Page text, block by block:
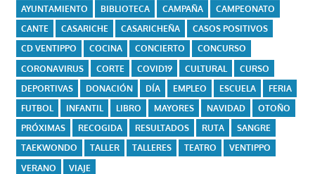
AYUNTAMIENTO
BIBLIOTECA CAMPAÑA
CAMPEONATO
CANTE
CASARICHE CASARICHEÑA
CASOS POSITIVOS
CD VENTIPPO
COCINA CONCIERTO
CONCURSO
CORONAVIRUS
CORTE COVID19 CULTURAL
CURSO
DEPORTIVAS
DONACIÓN DÍA EMPLEO ESCUELA
FERIA
FUTBOL
INFANTIL LIBRO MAYORES NAVIDAD
OTOÑO
PRÓXIMAS
RECOGIDA RESULTADOS RUTA
SANGRE
TAEKWONDO
TALLER TALLERES TEATRO
VENTIPPO
VERANO
VIAJE